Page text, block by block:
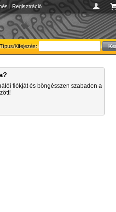
| Regisztráció
Típus/Kifejezés:
fiókját és böngésszen szabadon a